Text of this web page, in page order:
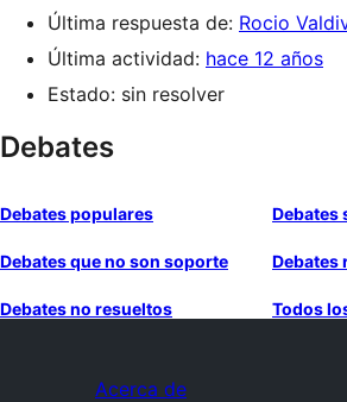
Última respuesta de: Rocio
Última actividad: hace 12 años
Estado: sin resolver
Debates
Debates populares Debates
Debates que no son soporte Debates
Debates no resueltos Todos
Acerca de